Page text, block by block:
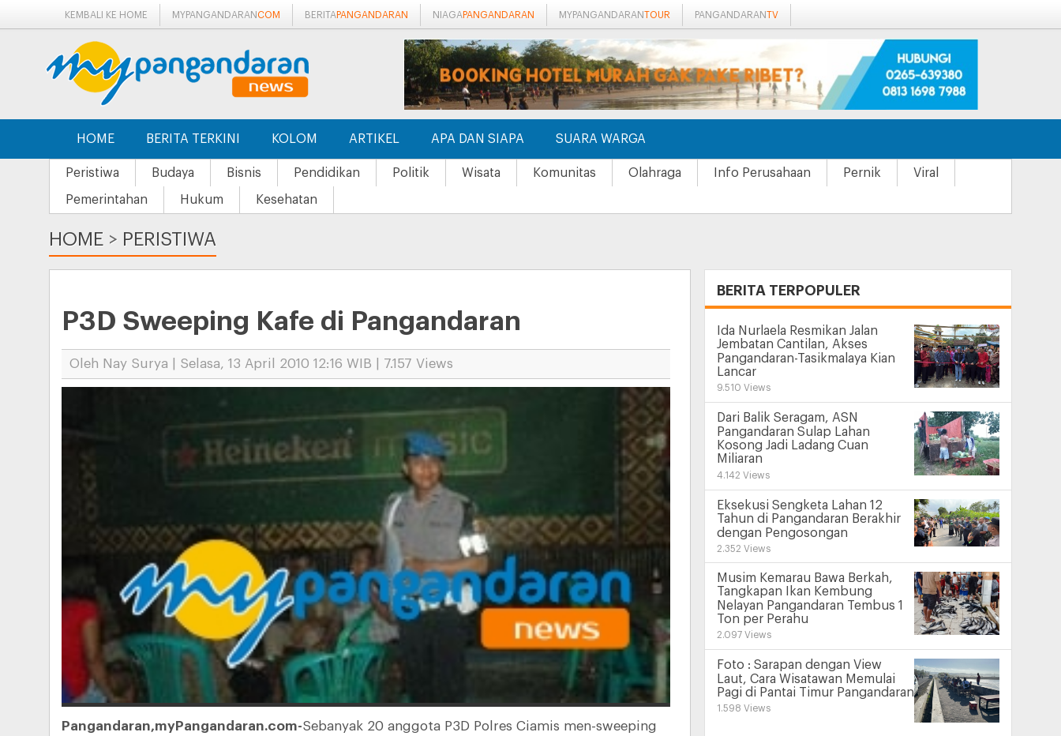
KEMBALI KE HOME MYPANGANDARANCOM BERITA PANGANDARAN NIAGA PANGANDARAN MYPANGANDARANTOUR PANGANDARANTV
HOME BERITA TERKINI KOLOM ARTIKEL APA DAN SIAPA SUARA WARGA
Peristiwa Budaya Bisnis Pendidikan Politik Wisata Komunitas Olahraga Info Perusahaan Pernik Viral
Pemerintahan Hukum Kesehatan
HOME > PERISTIWA
P3D Sweeping Kafe di Pangandaran
Oleh Nay Surya | Selasa, 13 April 2010 12:16 WIB | 7.157 Views
Pangandaran,myPangandaran.com-Sebanyak 20 anggota P3D Polres Ciamis men-sweeping
BERITA TERPOPULER
Ida Nurlaela Resmikan Jalan
Jembatan Cantilan, Akses
Pangandaran-Tasikmalaya Kian
Lancar
9.510 Views
Dari Balik Seragam, ASN
Pangandaran Sulap Lahan
Kosong Jadi Ladang Cuan
Miliaran
4.142 Views
Eksekusi Sengketa Lahan 12
Tahun di Pangandaran Berakhir
dengan Pengosongan
2.352 Views
Musim Kemarau Bawa Berkah,
Tangkapan Ikan Kembung
Nelayan Pangandaran Tembus 1
Ton per Perahu
2.097 Views
Foto : Sarapan dengan View
Laut, Cara Wisatawan Memulai
Pagi di Pantai Timur Pangandaran
1.598 Views